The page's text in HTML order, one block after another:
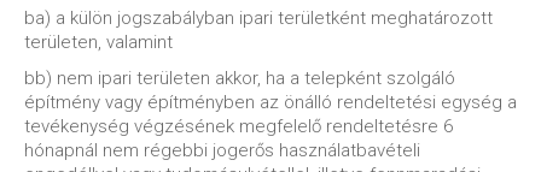
ba) a külön jogszabályban ipari területként meghatározott
területen, valamint
bb) nem ipari területen akkor, ha a telepként szolgáló
építmény vagy építményben az önálló rendeltetési egység a
tevékenység végzésének megfelelő rendeltetésre 6
hónapnál nem régebbi jogerős használatbavételi